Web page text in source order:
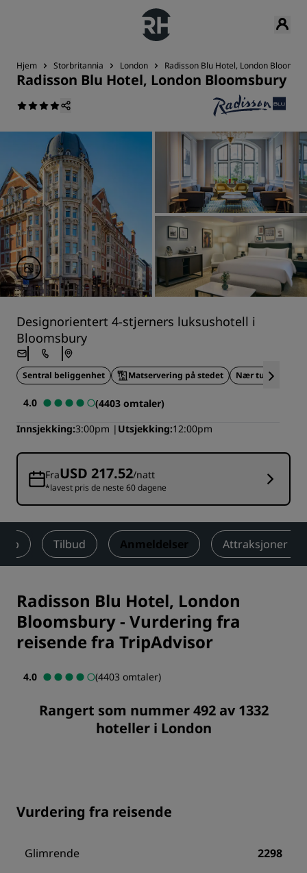
Hjem Storbritannia London Radisson Blu Hotel, London
Radisson Blu Hotel, London Bloomsbury
Designorientert 4-stjerners luksushotell i
Bloomsbury
Sentral beliggenhet Matservering på stedet Nær
4.0
(4403 omtaler)
Innsjekking 3:00pm Utsjekking 12:00pm
FraUSD 217.52/natt
*lavest pris de neste 60 dagene
Tilbud Anmeldelser Attraksjoner i
Radisson Blu Hotel, London
Bloomsbury- Vurdering fra
reisende fra TripAdvisor
4.0 (4403 omtaler)
Rangert som nummer 492 av 1332
hoteller i London
Vurdering fra reisende
Glimrende 2298